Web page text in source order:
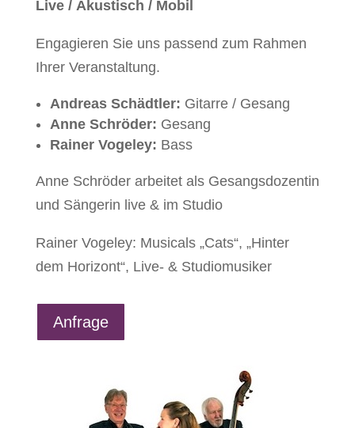
Live / Akustisch / Mobil
Engagieren Sie uns passend zum Rahmen
Ihrer Veranstaltung.
Andreas Schädtler: Gitarre / Gesang
Anne Schröder: Gesang
Rainer Vogeley: Bass
Anne Schröder arbeitet als Gesangsdozentin
und Sängerin live & im Studio
Rainer Vogeley: Musicals „Cats“, „Hinter
dem Horizont“, Live- & Studiomusiker
Anfrage